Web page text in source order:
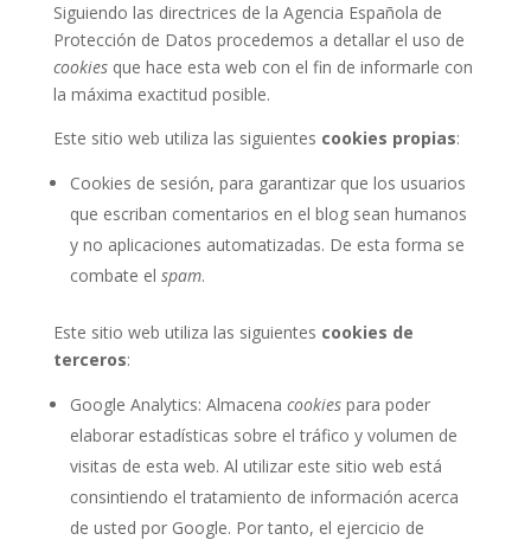
Siguiendo las directrices de la Agencia Española de
Protección de Datos procedemos a detallar el uso de
cookiesque hace esta web con el fin de informarle con
la máxima exactitud posible.
Este sitio web utiliza las siguientes cookies propias:
Cookies de sesión, para garantizar que los usuarios
que escriban comentarios en el blog sean humanos
y no aplicaciones automatizadas. De esta forma se
combate el spam.
Este sitio web utiliza las siguientes cookies de
terceros:
Google Analytics: Almacena cookiespara poder
elaborar estadísticas sobre el tráfico y volumen de
visitas de esta web. Al utilizar este sitio web está
consintiendo el tratamiento de información acerca
de usted por Google. Por tanto, el ejercicio de